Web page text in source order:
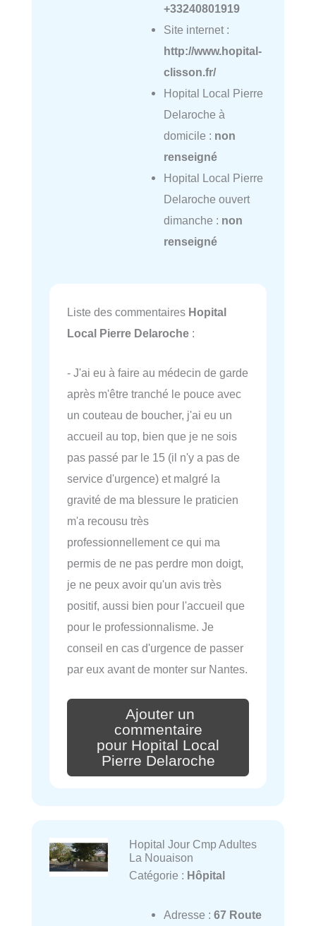
+33240801919
Site internet :
http://www.hopital-
clisson.fr/
Hopital Local Pierre
Delaroche à
domicile : non
renseigné
Hopital Local Pierre
Delaroche ouvert
dimanche : non
renseigné
Liste des commentaires Hopital
Local Pierre Delaroche :
- J'ai eu à faire au médecin de garde
après m'être tranché le pouce avec
un couteau de boucher, j'ai eu un
accueil au top, bien que je ne sois
pas passé par le 15 (il n'y a pas de
service d'urgence) et malgré la
gravité de ma blessure le praticien
m'a recousu très
professionnellement ce qui ma
permis de ne pas perdre mon doigt,
je ne peux avoir qu'un avis très
positif, aussi bien pour l'accueil que
pour le professionnalisme. Je
conseil en cas d'urgence de passer
par eux avant de monter sur Nantes.
Ajouter un
commentaire
pour Hopital Local
Pierre Delaroche
Hopital Jour Cmp Adultes
La Nouaison
Catégorie : Hôpital
Adresse : 67 Route